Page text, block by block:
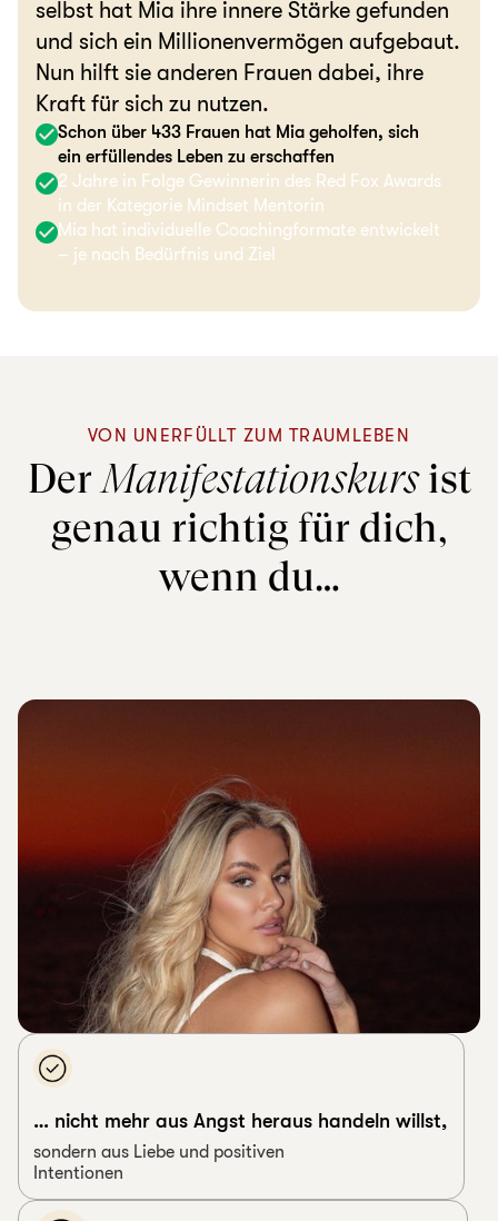
selbst hat Mia ihre innere Stärke gefunden
und sich ein Millionenvermögen aufgebaut.
Nun hilft sie anderen Frauen dabei, ihre
Kraft für sich zu nutzen.
Schon über 433 Frauen hat Mia geholfen, sich
ein erfüllendes Leben zu erschaffen
2 Jahre in Folge Gewinnerin des Red Fox Awards
in der Kategorie Mindset Mentorin
Mia hat individuelle Coachingformate entwickelt
– je nach Bedürfnis und Ziel
VON UNERFÜLLT ZUM TRAUMLEBEN
DerManifestationskursist
genau richtig für dich,
wenn du…
… nicht mehr aus Angst heraus handeln willst,
sondern aus Liebe und positiven
Intentionen